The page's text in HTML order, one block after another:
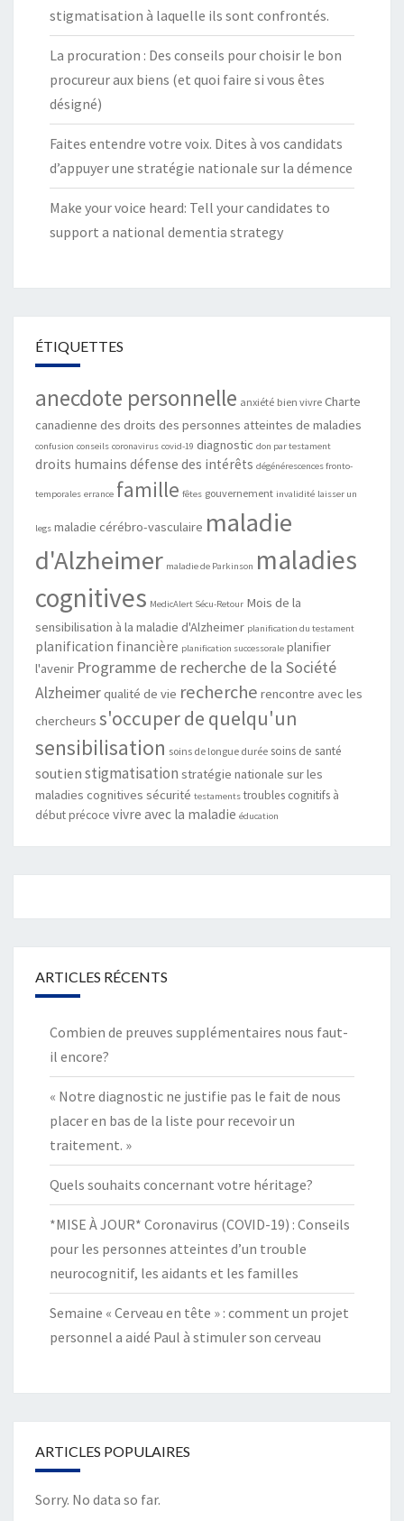
stigmatisation à laquelle ils sont confrontés.
La procuration : Des conseils pour choisir le bon
procureur aux biens (et quoi faire si vous êtes
désigné)
Faites entendre votre voix. Dites à vos candidats
d’appuyer une stratégie nationale sur la démence
Make your voice heard: Tell your candidates to
support a national dementia strategy
ÉTIQUETTES
anecdote personnelle anxiété bien vivre Charte
canadienne des droits des personnes atteintes de maladies
confusion conseils coronavirus covid-19 diagnostic don par testament
droits humains défense des intérêts dégénérescences fronto-
temporales errance famille fêtes gouvernement invalidité laisser un
legs maladie cérébro-vasculaire maladie
d'Alzheimer maladie de Parkinson maladies
cognitives MedicAlert Sécu-Retour Mois de la
sensibilisation à la maladie d'Alzheimer planification du testament
planification financière planification successorale planifier
l'avenir Programme de recherche de la Société
Alzheimerqualité de vie recherche rencontre avec les
chercheurs s'occuper de quelqu'un
sensibilisation soins de longue durée soins de santé
soutien stigmatisation stratégie nationale sur les
maladies cognitives sécurité testaments troubles cognitifs à
début précoce vivre avec la maladie éducation
ARTICLES RÉCENTS
Combien de preuves supplémentaires nous faut-
il encore?
« Notre diagnostic ne justifie pas le fait de nous
placer en bas de la liste pour recevoir un
traitement. »
Quels souhaits concernant votre héritage?
*MISE À JOUR* Coronavirus (COVID-19) : Conseils
pour les personnes atteintes d’un trouble
neurocognitif, les aidants et les familles
Semaine « Cerveau en tête » : comment un projet
personnel a aidé Paul à stimuler son cerveau
ARTICLES POPULAIRES
Sorry. No data so far.